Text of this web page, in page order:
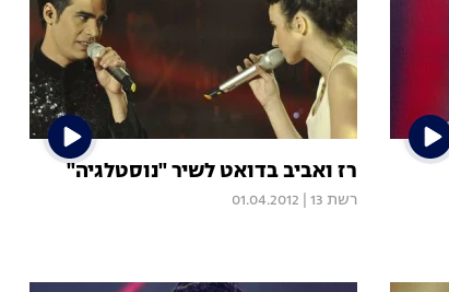
רז ואביב בדואט לשיר "נוסטלגיה"
רשת 13 01.04.2012